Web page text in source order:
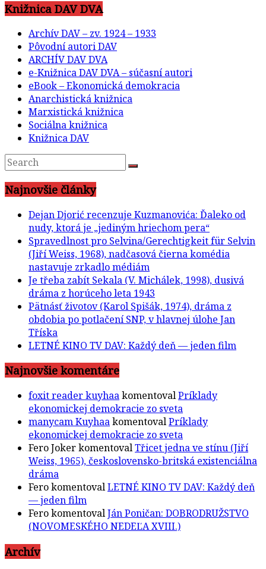
Knižnica DAV DVA
Archív DAV – zv. 1924 – 1933
Pôvodní autori DAV
ARCHÍV DAV DVA
e-Knižnica DAV DVA – súčasní autori
eBook – Ekonomická demokracia
Anarchistická knižnica
Marxistická knižnica
Sociálna knižnica
Knižnica DAV
Najnovšie články
Dejan Djorić recenzuje Kuzmanovića: Ďaleko od
nudy, ktorá je „jediným hriechom pera“
Spravedlnost pro Selvina/Gerechtigkeit für Selvin
(Jiří Weiss, 1968), nadčasová čierna komédia
nastavuje zrkadlo médiám
Je třeba zabít Sekala (V. Michálek, 1998), dusivá
dráma z horúceho leta 1943
Pätnásť životov (Karol Spišák, 1974), dráma z
obdobia po potlačení SNP, v hlavnej úlohe Jan
Tříska
LETNÉ KINO TV DAV: Každý deň — jeden film
Najnovšie komentáre
foxit reader kuyhaakomentovalPríklady
ekonomickej demokracie zo sveta
manycam KuyhaakomentovalPríklady
ekonomickej demokracie zo sveta
Fero JokerkomentovalTřicet jedna ve stínu (Jiří
Weiss, 1965), československo-britská existenciálna
dráma
FerokomentovalLETNÉ KINO TV DAV: Každý deň
— jeden film
FerokomentovalJán Poničan: DOBRODRUŽSTVO
(NOVOMESKÉHO NEDEĽA XVIII.)
Archív